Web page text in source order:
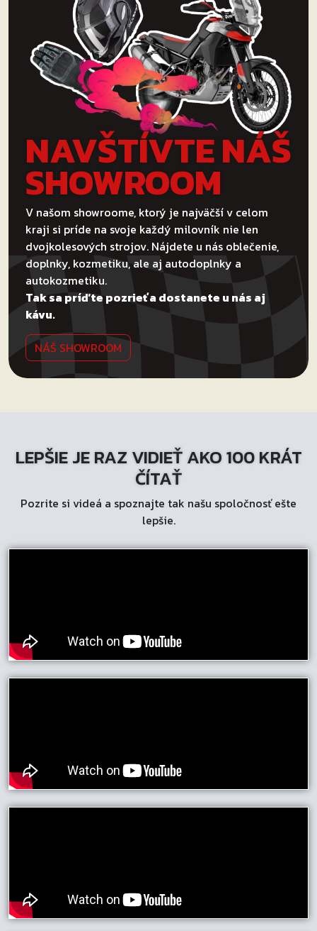
NAVŠTÍVTE NÁŠ
SHOWROOM
V našom showroome, ktorý je najväčší v celom
kraji si príde na svoje každý milovník nie len
dvojkolesových strojov. Nájdete u nás oblečenie,
doplnky, kozmetiku, ale aj autodoplnky a
autokozmetiku.
Tak sa príďte pozrieť a dostanete u nás aj
kávu.
NÁŠ SHOWROOM
LEPŠIE JE RAZ VIDIEŤ AKO 100 KRÁT
ČÍTAŤ
Pozrite si videá a spoznajte tak našu spoločnosť ešte
lepšie.